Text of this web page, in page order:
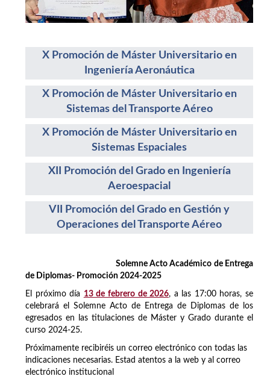
X Promoción de Máster Universitario en
Ingeniería Aeronáutica
X Promoción de Máster Universitario en
Sistemas del Transporte Aéreo
X Promoción de Máster Universitario en
Sistemas Espaciales
XII Promoción del Grado en Ingeniería
Aeroespacial
VII Promoción del Grado en Gestión y
Operaciones del Transporte Aéreo
Solemne Acto Académico de Entrega
de Diplomas- Promoción 2024-2025
El próximo día 13 de febrero de 2026, a las 17:00 horas, se
celebrará el Solemne Acto de Entrega de Diplomas de los
egresados en las titulaciones de Máster y Grado durante el
curso 2024-25.
Próximamente recibiréis un correo electrónico con todas las
indicaciones necesarias. Estad atentos a la web y al correo
electrónico institucional